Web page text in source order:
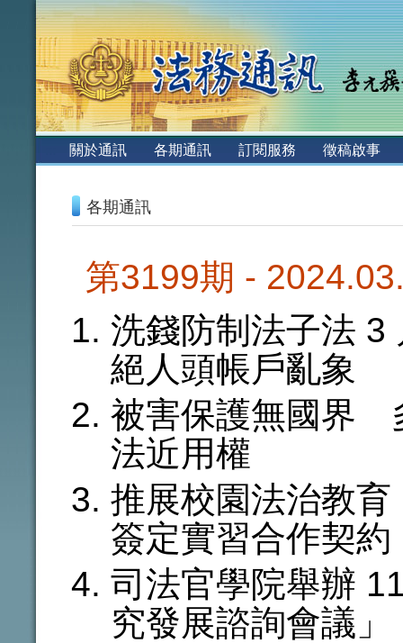
關於通訊 各期通訊 訂閱服務
徵稿啟事
各期通訊
第3199期 -
洗錢防制法子法
絕人頭帳戶亂象
被害保護無國界
法近用權
推展校園法治教
簽定實習合作契約
司法官學院舉辦
究發展諮詢會議」